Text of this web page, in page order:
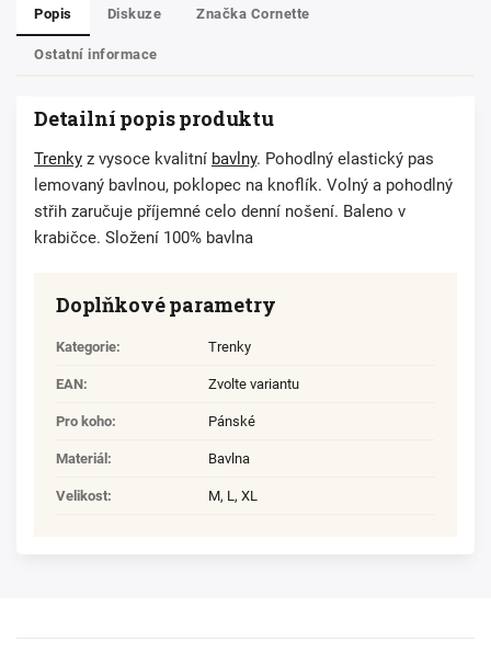
Popis Diskuze Značka Cornette
Ostatní informace
Detailní popis produktu
Trenky z vysoce kvalitní bavlny. Pohodlný elastický pas
lemovaný bavlnou, poklopec na knoflík. Volný a pohodlný
střih zaručuje příjemné celo denní nošení. Baleno v
krabičce. Složení 100% bavlna
Doplňkové parametry
Kategorie: Trenky
EAN: Zvolte variantu
Pro koho: Pánské
Materiál : Bavlna
Velikost: M, L, XL